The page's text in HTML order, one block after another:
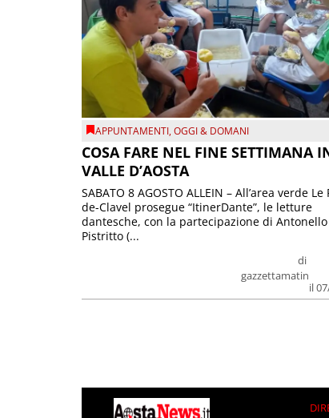
APPUNTAMENTI,OGGI & DOMANI
COSA FARE NEL FINE SETTIMANA
VALLE D’AOSTA
di
gazzettamatin
il
SABATO 8 AGOSTO ALLEIN – All’area verde Le
de-Clavel prosegue “ItinerDante”, le letture
dantesche, con la partecipazione di Antonello
Pistritto (...